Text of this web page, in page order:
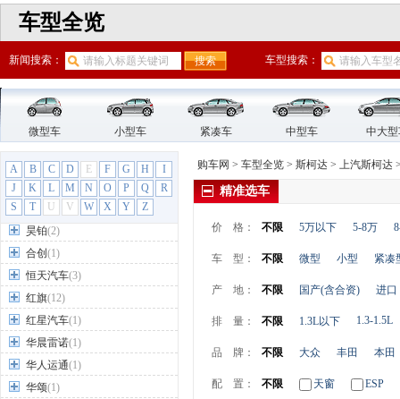
车型全览
新闻搜索： 车型搜索：
微型车 小型车 紧凑车 中型车 中大
A B C D E F G H
I
J
K L M N O P Q
R
S
T U V W X Y Z
国机智骏(3)
国金汽车(1)
哈弗(26)
海格(2)
海马汽车(23)
汉龙汽车(1)
汉腾汽车(3)
悍马 (4)
昊铂(2)
合创 (1)
恒天汽车(3)
红旗(12)
红星汽车(1)
华晨雷诺(1)
华人运通(1)
华颂(1)
购车网 > 车型全览 > 斯柯达 > 上汽斯柯达
精准选车
价 格： 不限 5万以下 5-8万
车 型： 不限 微型 小型 紧凑
产 地： 不限 国产(含合资) 进口
排 量： 不限 1.3L以下 1.3-1.5L
品 牌： 不限 大众 丰田 本田
配 置： 不限 天窗 ESP